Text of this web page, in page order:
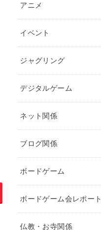
アニメ
イベント
ジャグリング
デジタルゲーム
ネット関係
ブログ関係
ボードゲーム
ボードゲーム会レポート
仏教・お寺関係